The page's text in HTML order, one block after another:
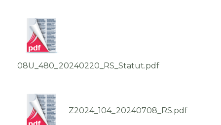
08U_480_20240220_RS_Statut.pdf
Z2024_104_20240708_RS.pdf